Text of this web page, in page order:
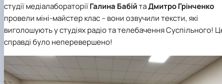
студії медіалабораторіїГалина БабійтаДмитро Грінченко
провели міні-майстер клас – вони озвучили тексти, які
виголошують у студіях радіо та телебачення Суспільного!
справді було неперевершено!